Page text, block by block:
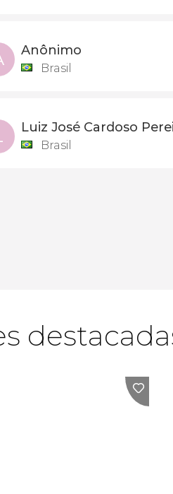
Anônimo
Brasil
Luiz José Cardoso
Brasil